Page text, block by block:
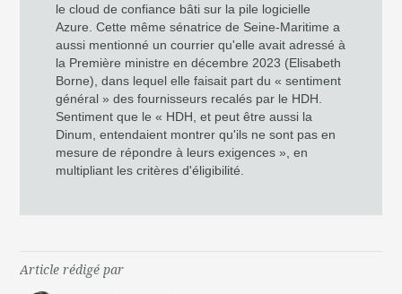
le cloud de confiance bâti sur la pile logicielle
Azure. Cette même sénatrice de Seine-Maritime a
aussi mentionné un courrier qu'elle avait adressé à
la Première ministre en décembre 2023 (Elisabeth
Borne), dans lequel elle faisait part du « sentiment
général » des fournisseurs recalés par le HDH.
Sentiment que le « HDH, et peut être aussi la
Dinum, entendaient montrer qu'ils ne sont pas en
mesure de répondre à leurs exigences », en
multipliant les critères d'éligibilité.
Article rédigé par